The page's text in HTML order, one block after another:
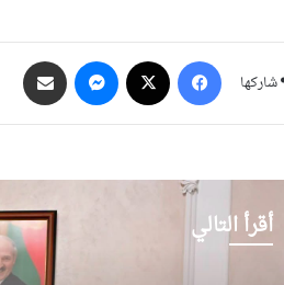
شاركها
فيسبوك ماسنجر
أقرأ التالي